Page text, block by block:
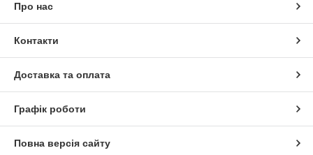
Про нас
Контакти
Доставка та оплата
Графік роботи
Повна версія сайту